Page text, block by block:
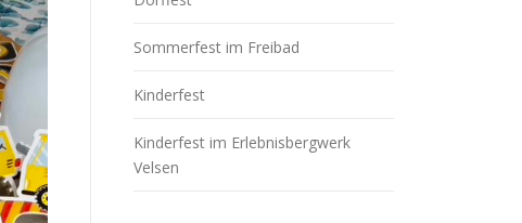
Sommerfest im Freibad
Kinderfest
Kinderfest im Erlebnisbergwerk
Velsen